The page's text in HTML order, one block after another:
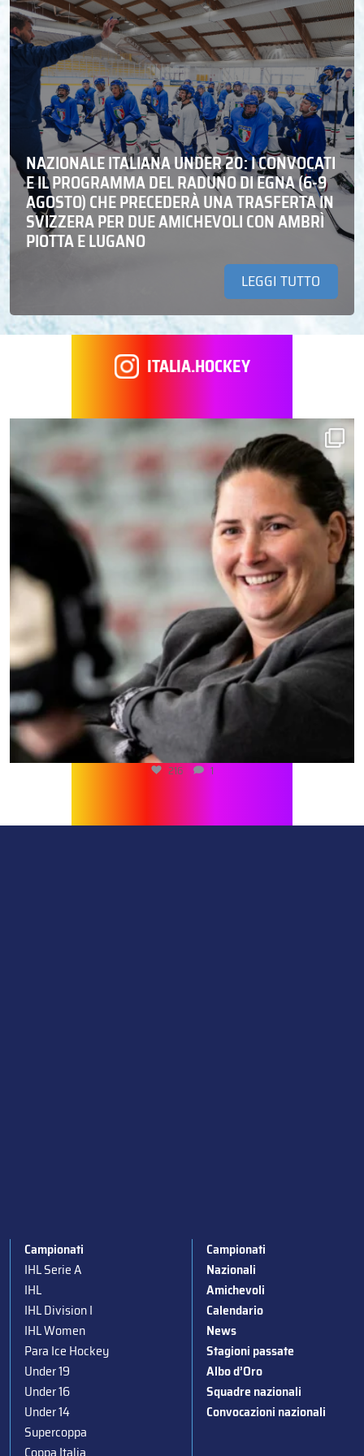
NAZIONALE ITALIANA UNDER 20: I CONVOCATI
E IL PROGRAMMA DEL RADUNO DI EGNA (6-9
AGOSTO) CHE PRECEDERÀ UNA TRASFERTA IN
SVIZZERA PER DUE AMICHEVOLI CON AMBRÌ
PIOTTA E LUGANO
LEGGI TUTTO
ITALIA.HOCKEY
216 1
Campionati
IHL Serie A
IHL
IHL Division I
IHL Women
Para Ice Hockey
Under 19
Under 16
Under 14
Supercoppa
Campionati
Nazionali
Amichevoli
Calendario
News
Stagioni passate
Albo d’Oro
Squadre nazionali
Convocazioni nazionali